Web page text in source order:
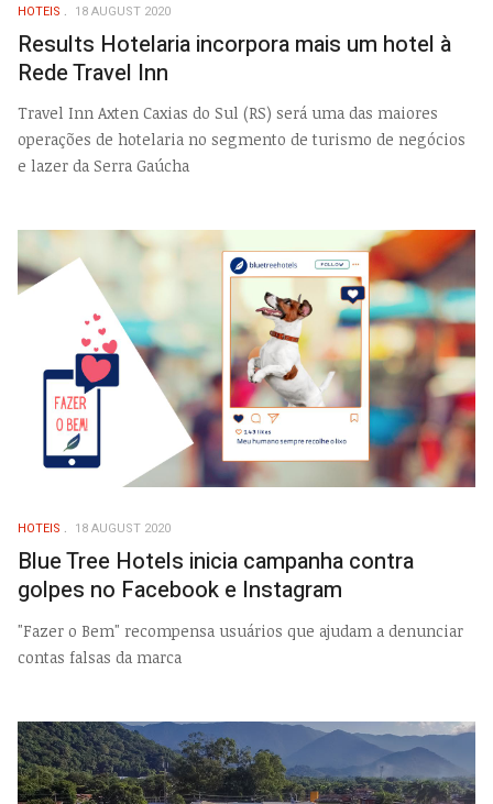
HOTEIS 18 AUGUST 2020
Results Hotelaria incorpora mais um hotel à
Rede Travel Inn
Travel Inn Axten Caxias do Sul (RS) será uma das maiores
operações de hotelaria no segmento de turismo de negócios
e lazer da Serra Gaúcha
HOTEIS 18 AUGUST 2020
Blue Tree Hotels inicia campanha contra
golpes no Facebook e Instagram
"Fazer o Bem" recompensa usuários que ajudam a denunciar
contas falsas da marca